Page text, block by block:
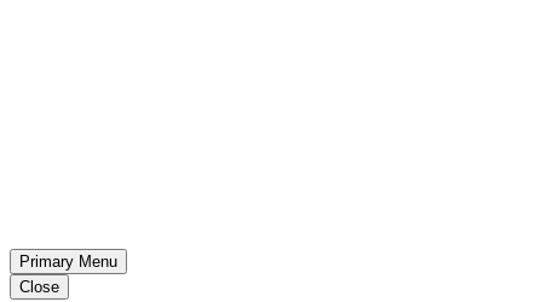
Primary Menu
Close